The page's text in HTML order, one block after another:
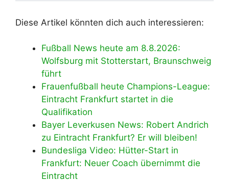
Diese Artikel könnten dich auch interessieren:
Fußball News heute am 8.8.2026:
Wolfsburg mit Stotterstart, Braunschweig
führt
Frauenfußball heute Champions-League:
Eintracht Frankfurt startet in die
Qualifikation
Bayer Leverkusen News: Robert Andrich
zu Eintracht Frankfurt? Er will bleiben!
Bundesliga Video: Hütter-Start in
Frankfurt: Neuer Coach übernimmt die
Eintracht